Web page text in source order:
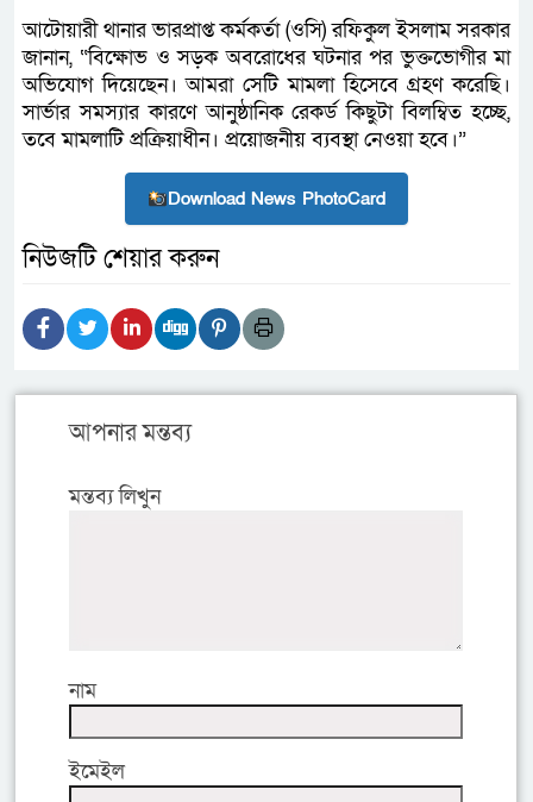
আটোয়ারী থানার ভারপ্রাপ্ত কর্মকর্তা (ওসি) রফিকুল ইসলাম সরকার
জানান, “বিক্ষোভ ও সড়ক অবরোধের ঘটনার পর ভুক্তভোগীর মা
অভিযোগ দিয়েছেন। আমরা সেটি মামলা হিসেবে গ্রহণ করেছি।
সার্ভার সমস্যার কারণে আনুষ্ঠানিক রেকর্ড কিছুটা বিলম্বিত হচ্ছে,
তবে মামলাটি প্রক্রিয়াধীন। প্রয়োজনীয় ব্যবস্থা নেওয়া হবে।”
Download News PhotoCard
নিউজটি শেয়ার করুন
আপনার মন্তব্য
মন্তব্য লিখুন
নাম
ইমেইল